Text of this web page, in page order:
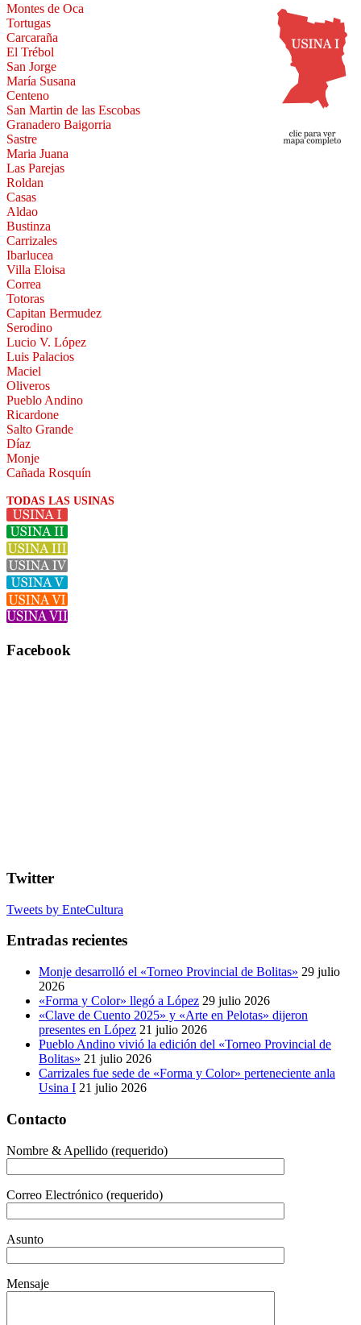
Montes de Oca
Tortugas
Carcaraña
El Trébol
San Jorge
María Susana
Centeno
San Martin de las Escobas
Granadero Baigorria
Sastre
Maria Juana
Las Parejas
Roldan
Casas
Aldao
Bustinza
Carrizales
Ibarlucea
Villa Eloisa
Correa
Totoras
Capitan Bermudez
Serodino
Lucio V. López
Luis Palacios
Maciel
Oliveros
Pueblo Andino
Ricardone
Salto Grande
Díaz
Monje
Cañada Rosquín
TODAS LAS USINAS
Facebook
Twitter
Tweets by EnteCultura
Entradas recientes
Monje desarrolló el «Torneo Provincial de Bolitas» 29 julio
2026
«Forma y Color» llegó a López 29 julio 2026
«Clave de Cuento 2025» y «Arte en Pelotas» dijeron
presentes en López 21 julio 2026
Pueblo Andino vivió la edición del «Torneo Provincial de
Bolitas» 21 julio 2026
Carrizales fue sede de «Forma y Color» perteneciente anla
Usina I 21 julio 2026
Contacto
Nombre & Apellido (requerido)
Correo Electrónico (requerido)
Asunto
Mensaje